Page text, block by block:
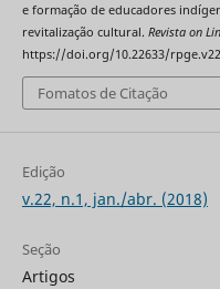
e formação de educadores
revitalização cultural. Revista on
https://doi.org/10.22633/
Fomatos de Citação
Edição
v.22, n.1, jan./abr. (2018)
Seção
Artigos